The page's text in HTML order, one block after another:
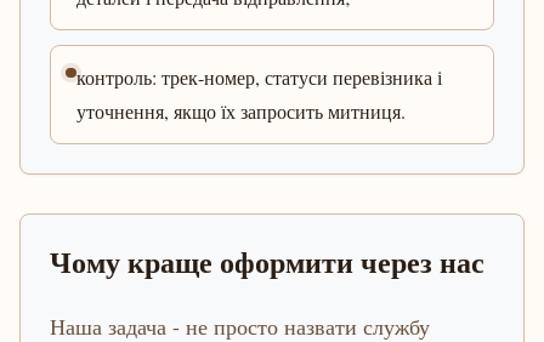
контроль: трек-номер, статуси перевізника і
уточнення, якщо їх запросить митниця.
Чому краще оформити через нас
Наша задача - не просто назвати службу